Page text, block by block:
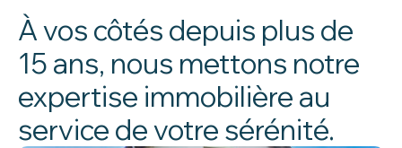
À vos côtés depuis plus de
15 ans, nous mettons notre
expertise immobilière au
service de votre sérénité.